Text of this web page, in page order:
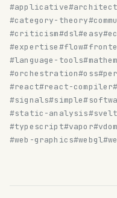
#applicative
#category-theory
#criticism#dsl#easy
#expertise#flow
#language-tools
#orchestration#oss
#react#react-compiler
#signals#simple
#static-analysis
#typescript#vapor#vdom
#web-graphics#webgl